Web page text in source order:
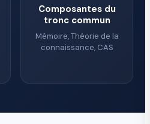
Composantes du
tronc commun
Mémoire, Théorie de la
connaissance, CAS